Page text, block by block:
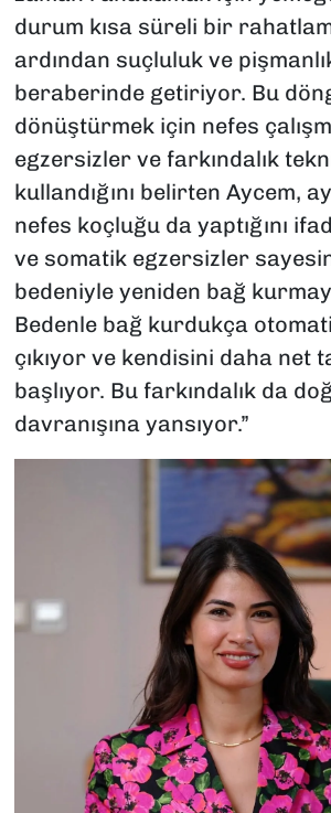
durum kısa süreli bir
ardından suçluluk ve
beraberinde getiriyor. Bu
dönüştürmek için nefes
egzersizler ve farkındalık
kullandığını belirten Aycem,
nefes koçluğu da yaptığını
ve somatik egzersizler
bedeniyle yeniden bağ
Bedenle bağ kurdukça
çıkıyor ve kendisini daha net
başlıyor. Bu farkındalık da
davranışına yansıyor.”